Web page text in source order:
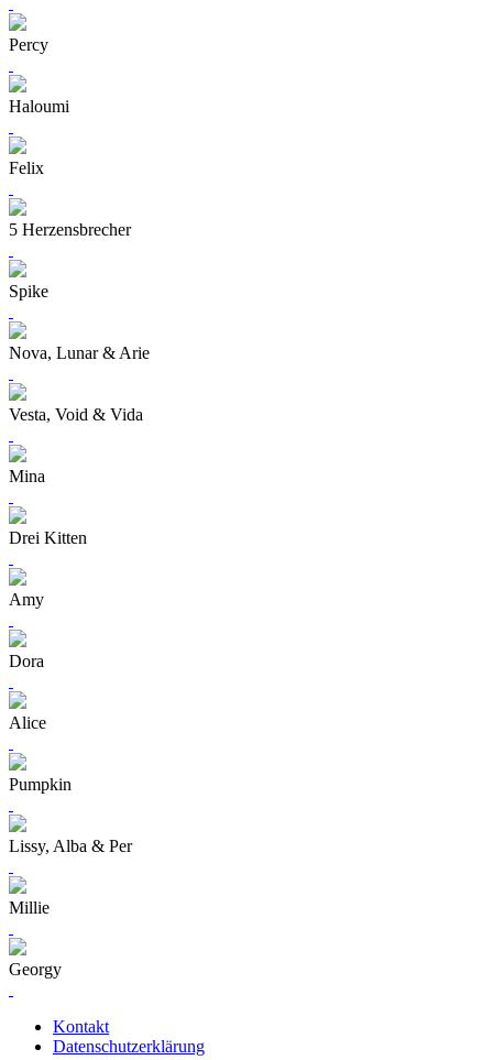
Percy
Haloumi
Felix
5 Herzensbrecher
Spike
Nova, Lunar & Arie
Vesta, Void & Vida
Mina
Drei Kitten
Amy
Dora
Alice
Pumpkin
Lissy, Alba & Per
Millie
Georgy
Kontakt
Datenschutzerklärung